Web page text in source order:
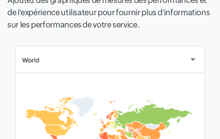
de l'expérience utilisateur pour fournir plus d'informations
sur les performances de votre service.